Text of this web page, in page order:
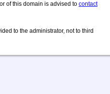
of this domain is advised to contact
to the administrator, not to third